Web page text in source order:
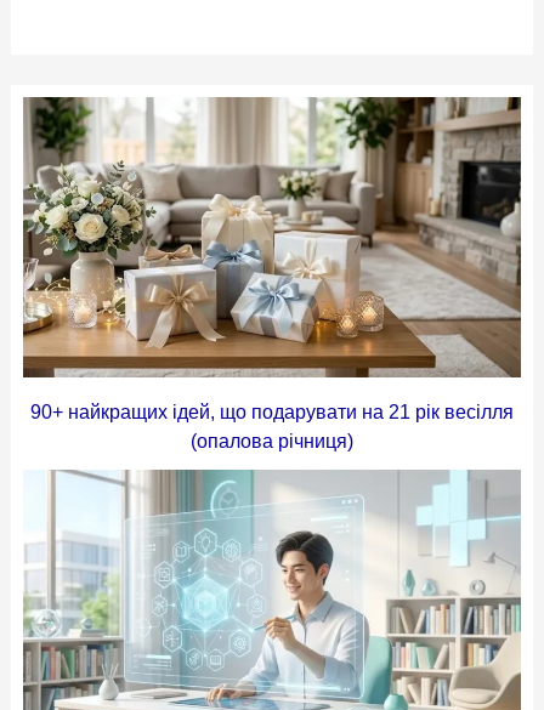
90+ найкращих ідей, що подарувати на 21 рік весілля
(опалова річниця)